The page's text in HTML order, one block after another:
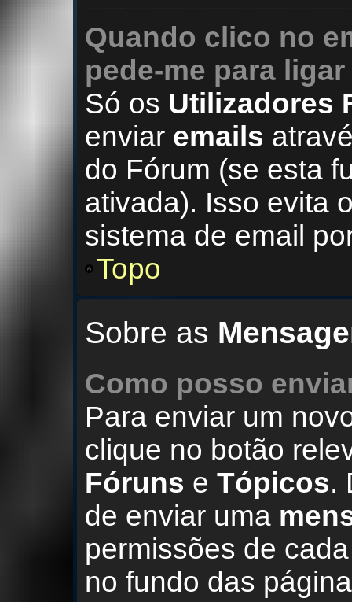
Quando clico no
pede-me para
Só os Utilizadores
enviar emails
do Fórum (se esta
ativada). Isso evita
sistema de email
Topo
Sobre as
Como posso
Para enviar um
clique no botão
Fóruns e Tópicos.
de enviar uma
permissões de
no fundo das